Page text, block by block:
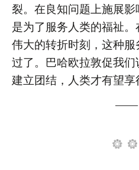
裂。在良知问题上施展
是为了服务人类的福祉
伟大的转折时刻，这种
过了。巴哈欧拉敦促我
建立团结，人类才有望
——